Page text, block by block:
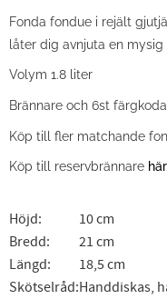
Fonda fondue i rejält
låter dig avnjuta en
Volym 1.8 liter
Brännare och 6st
Köp till fler matchande
Köp till reservbrännare här
Höjd:
10 cm
Bredd:
21 cm
Längd:
18,5 cm
Skötselråd:Handdiskas,